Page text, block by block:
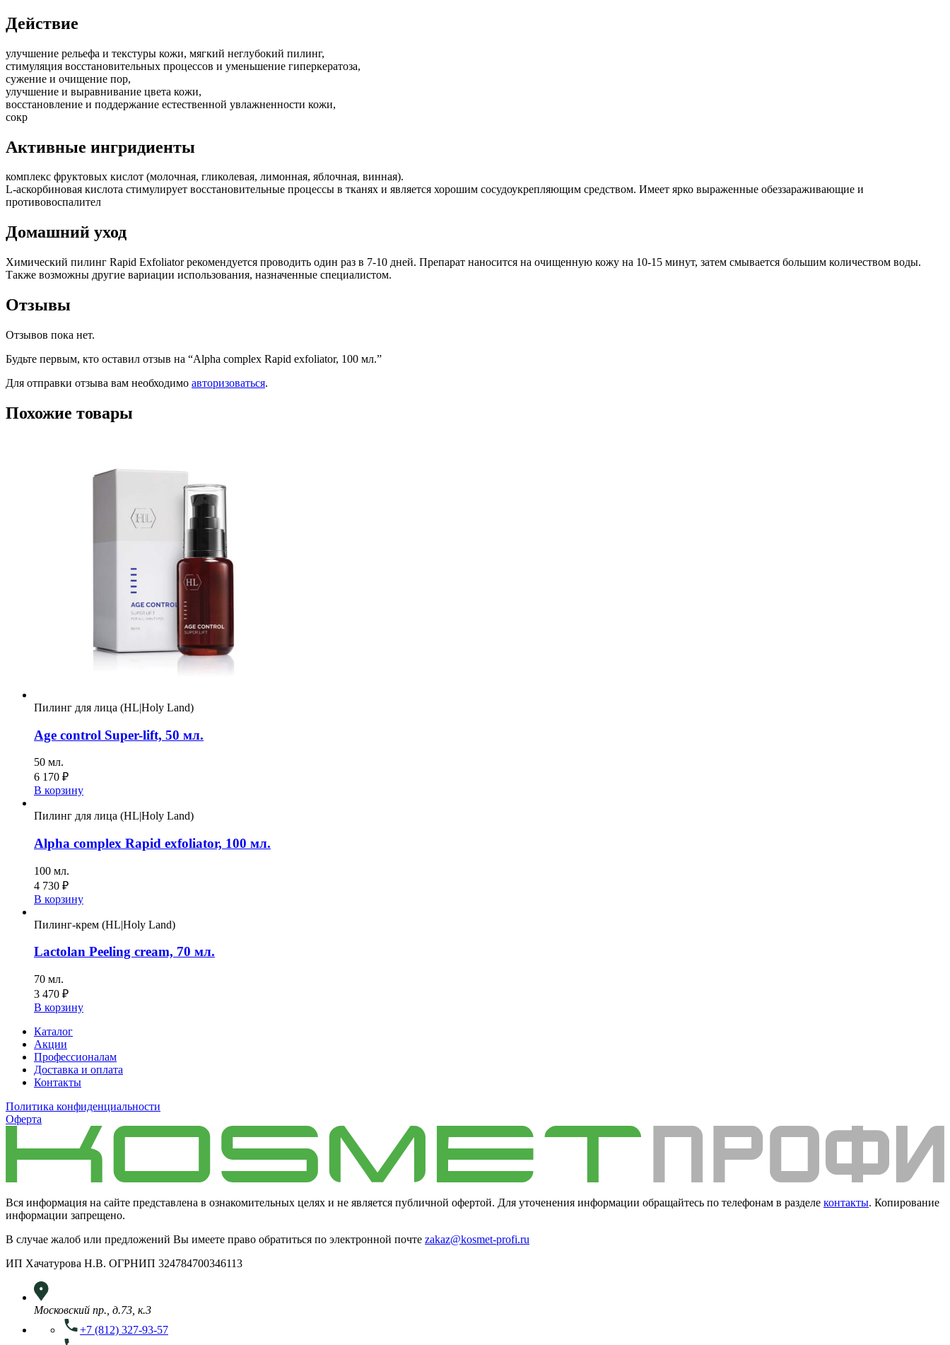
Действие
улучшение рельефа и текстуры кожи, мягкий неглубокий пилинг,
стимуляция восстановительных процессов и уменьшение гиперкератоза,
сужение и очищение пор,
улучшение и выравнивание цвета кожи,
восстановление и поддержание естественной увлажненности кожи,
сокр
Активные ингридиенты
комплекс фруктовых кислот (молочная, гликолевая, лимонная, яблочная, винная).
L-аскорбиновая кислота стимулирует восстановительные процессы в тканях и является хорошим сосудоукрепляющим средством. Имеет ярко выраженные обеззараживающие и
противовоспалител
Домашний уход
Химический пилинг Rapid Exfoliator рекомендуется проводить один раз в 7-10 дней. Препарат наносится на очищенную кожу на 10-15 минут, затем смывается большим количеством воды.
Также возможны другие вариации использования, назначенные специалистом.
Отзывы
Отзывов пока нет.
Будьте первым, кто оставил отзыв на “Alpha complex Rapid exfoliator, 100 мл.”
Для отправки отзыва вам необходимо авторизоваться.
Похожие товары
Пилинг для лица (HL|Holy Land)
Age control Super-lift, 50 мл.
50 мл.
6 170 ₽
В корзину
Пилинг для лица (HL|Holy Land)
Alpha complex Rapid exfoliator, 100 мл.
100 мл.
4 730 ₽
В корзину
Пилинг-крем (HL|Holy Land)
Lactolan Peeling cream, 70 мл.
70 мл.
3 470 ₽
В корзину
Каталог
Акции
Профессионалам
Доставка и оплата
Контакты
Политика конфиденциальности
Оферта
Вся информация на сайте представлена в ознакомительных целях и не является публичной офертой. Для уточенения информации обращайтесь по телефонам в разделе контакты. Копирование
информации запрещено.
В случае жалоб или предложений Вы имеете право обратиться по электронной почте zakaz@kosmet-profi.ru
ИП Хачатурова Н.В. ОГРНИП 324784700346113
Московский пр., д.73, к.3
+7 (812) 327-93-57